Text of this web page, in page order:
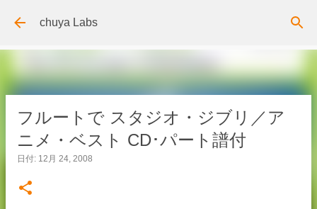
スキップしてメイン コンテンツに移動
chuya Labs
フルートで スタジオ・ジブリ／ア
ニメ・ベスト CD･パート譜付
日付: 12月 24, 2008